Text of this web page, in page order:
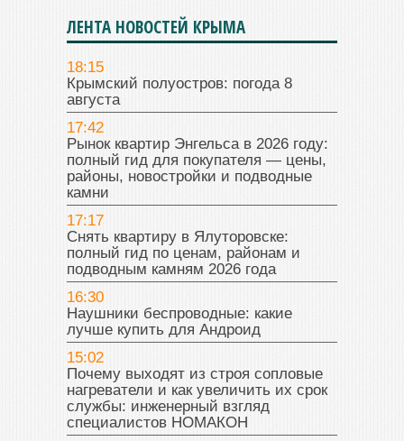
ЛЕНТА НОВОСТЕЙ КРЫМА
18:15
Крымский полуостров: погода 8
августа
17:42
Рынок квартир Энгельса в 2026 году:
полный гид для покупателя — цены,
районы, новостройки и подводные
камни
17:17
Снять квартиру в Ялуторовске:
полный гид по ценам, районам и
подводным камням 2026 года
16:30
Наушники беспроводные: какие
лучше купить для Андроид
15:02
Почему выходят из строя сопловые
нагреватели и как увеличить их срок
службы: инженерный взгляд
специалистов НОМАКОН